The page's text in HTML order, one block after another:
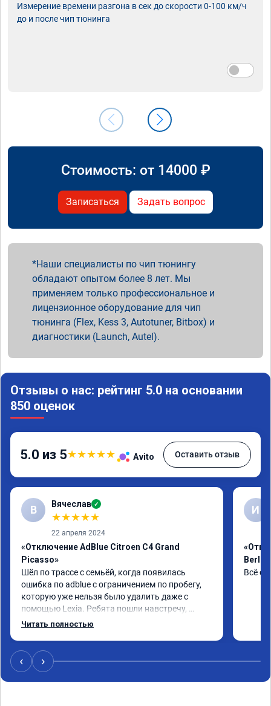
Измерение времени разгона в сек до скорости 0-100 км/ч
до и после чип тюнинга
Стоимость: от 14000 ₽
Записаться Задать вопрос
Наши специалисты по чип тюнингу
обладают опытом более 8 лет. Мы
применяем только профессиональное и
лицензионное оборудование для чип
тюнинга (Flex, Kess 3, Autotuner, Bitbox) и
диагностики (Launch, Autel).
Отзывы о нас: рейтинг 5.0 на основании
850 оценок
5.0 из 5★★★★★ Avito Оставить отзыв
В Вячеслав ✓
★★★★★
22 апреля 2024
«Отключение AdBlue Citroen C4 Grand
Picasso»
Шёл по трассе с семьёй, когда появилась
ошибка по adblue с ограничением по пробегу,
которую уже нельзя было удалить даже с
помощью Lexia. Ребята пошли навстречу,
оперативно приняли и за час отшили как
Читать полностью
И
Всё
‹ ›